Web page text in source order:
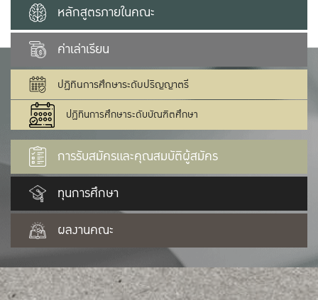
หลักสูตรภายในคณะ
ค่าเล่าเรียน
ปฏิทินการศึกษาระดับปริญญาตรี
ปฏิทินการศึกษาระดับบัณฑิตศึกษา
การรับสมัครและคุณสมบัติผู้สมัคร
ทุนการศึกษา
ผลงานคณะ